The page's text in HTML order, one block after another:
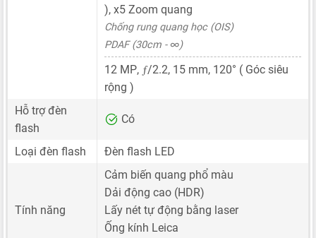
), x5 Zoom quang
Chống rung quang học (OIS)
PDAF (30cm - ∞)
12 MP, ƒ/2.2, 15 mm, 120° ( Góc siêu
rộng )
Hỗ trợ đèn
flash
Có
Loại đèn flash Đèn flash LED
Tính năng
Cảm biến quang phổ màu
Dải động cao (HDR)
Lấy nét tự động bằng laser
Ống kính Leica